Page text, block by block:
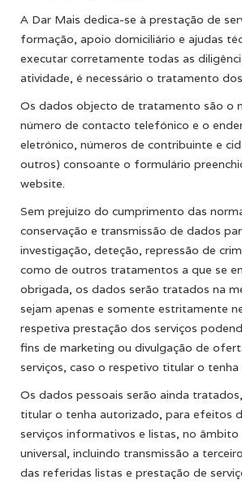
A Dar Mais dedica-se à prestação de
formação, apoio domiciliário e ajudas
executar corretamente todas as
atividade, é necessário o tratamento
Os dados objecto de tratamento são o
número de contacto telefónico e o
eletrónico, números de contribuinte e
outros) consoante o formulário
website.
Sem prejuízo do cumprimento das
conservação e transmissão de dados
investigação, deteção, repressão de
como de outros tratamentos a que se
obrigada, os dados serão tratados na
sejam apenas e somente estritamente
respetiva prestação dos serviços
fins de marketing ou divulgação de
serviços, caso o respetivo titular o
Os dados pessoais serão ainda
titular o tenha autorizado, para efeitos
serviços informativos e listas, no âmbito
universal, incluindo transmissão a
das referidas listas e prestação de